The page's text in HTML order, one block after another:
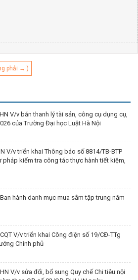
phải → )
V/v bán thanh lý tài sản, công cụ dụng cụ,
của Trường Đại học Luật Hà Nội
V/v triển khai Thông báo số 8814/TB-BTP
pháp kiểm tra công tác thực hành tiết kiệm,
hành danh mục mua sắm tập trung năm
V/v triển khai Công điện số 19/CĐ-TTg
Chính phủ
V/v sửa đổi, bổ sung Quy chế Chi tiêu nội